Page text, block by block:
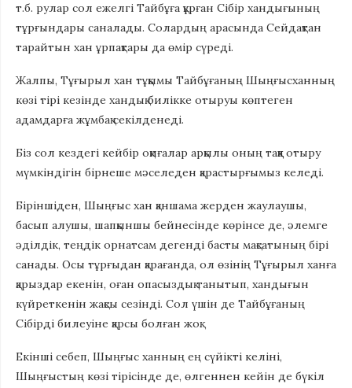
т.б. рулар сол ежелгі Тайбұға құрған Сібір хандығының
тұрғындары саналады. Солардың арасында Сейдақтан
тарайтын хан ұрпақтары да өмір сүреді.
Жалпы, Тұғырыл хан тұқымы Тайбұғаның Шыңғысханның
көзі тірі кезінде хандық билікке отыруы көптеген
адамдарға жұмбақ секілденеді.
Біз сол кездегі кейбір оқиғалар арқылы оның таққа отыру
мүмкіндігін бірнеше мәселеден қарастырғымыз келеді.
Біріншіден, Шыңғыс хан қаншама жерден жаулаушы,
басып алушы, шапқыншы бейнесінде көрінсе де, әлемге
әділдік, теңдік орнатсам дегенді басты мақсатының бірі
санады. Осы тұрғыдан қарағанда, ол өзінің Тұғырыл ханға
қарыздар екенін, оған опасыздық танытып, хандығын
күйреткенін жақсы сезінді. Сол үшін де Тайбұғаның
Сібірді билеуіне қарсы болған жоқ.
Екінші себеп, Шыңғыс ханның ең сүйікті келіні,
Шыңғыстың көзі тірісінде де, өлгеннен кейін де бүкіл